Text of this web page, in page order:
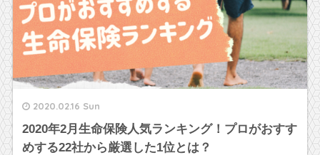
2020.02.16 Sun
2020年2月生命保険人気ランキング！プロがおすす
めする22社から厳選した1位とは？